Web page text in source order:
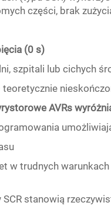
części, brak
(0 s)
szpitali lub cichych
teoretycznie
AVRs
w trudnych
stanowią